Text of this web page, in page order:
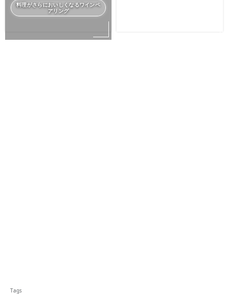
料理がさらにおいしくなるワインペ
アリング